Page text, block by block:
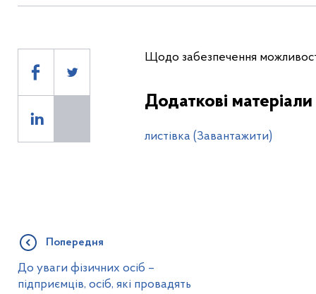
Щодо забезпечення
Додаткові матеріали
листівка (Завантажити)
Попередня
До уваги фізичних осіб –
підприємців, осіб, які провадять